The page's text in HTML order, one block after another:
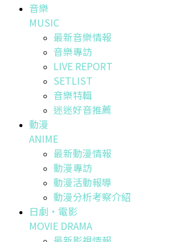
音樂
MUSIC
最新音樂情報
音樂專訪
LIVE REPORT
SETLIST
音樂特輯
迷迷好音推薦
動漫
ANIME
最新動漫情報
動漫專訪
動漫活動報導
動漫分析考察介紹
日劇・電影
MOVIE DRAMA